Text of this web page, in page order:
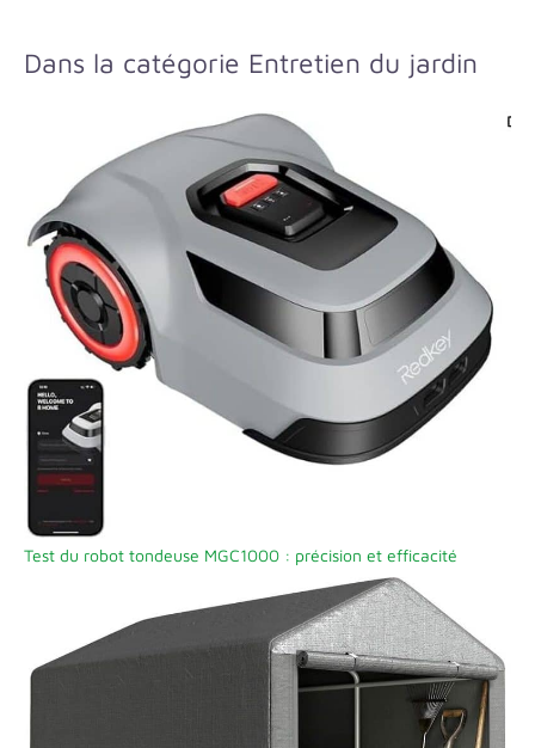
Dans la catégorie Entretien du jardin
Test du robot tondeuse MGC1000 : précision et efficacité